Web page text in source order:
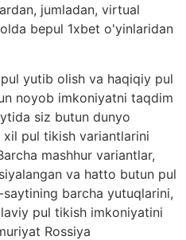
jumladan, virtual
bepul 1xbet o'yinlaridan
yutib olish va haqiqiy pul
noyob imkoniyatni taqdim
siz butun dunyo
pul tikish variantlarini
mashhur variantlar,
va hatto butun pul
barcha yutuqlarini,
pul tikish imkoniyatini
Rossiya